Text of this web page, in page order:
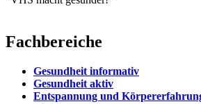
Fachbereiche
Gesundheit informativ
Gesundheit aktiv
Entspannung und